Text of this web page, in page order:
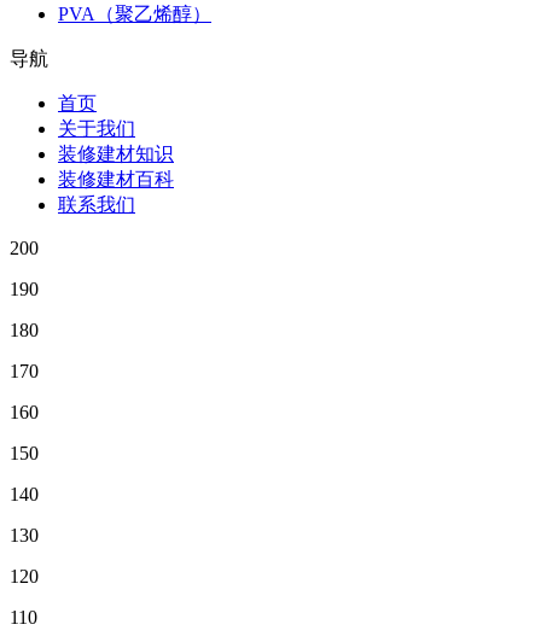
PVA（聚乙烯醇）
导航
首页
关于我们
装修建材知识
装修建材百科
联系我们
200
190
180
170
160
150
140
130
120
110